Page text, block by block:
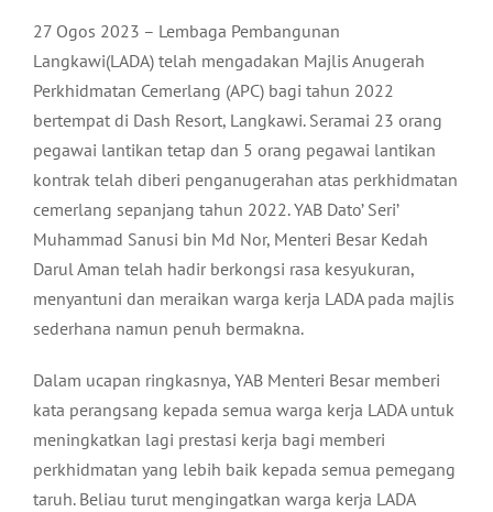
27 Ogos 2023 – Lembaga Pembangunan
Langkawi(LADA) telah mengadakan Majlis Anugerah
Perkhidmatan Cemerlang (APC) bagi tahun 2022
bertempat di Dash Resort, Langkawi. Seramai 23 orang
pegawai lantikan tetap dan 5 orang pegawai lantikan
kontrak telah diberi penganugerahan atas perkhidmatan
cemerlang sepanjang tahun 2022. YAB Dato’ Seri’
Muhammad Sanusi bin Md Nor, Menteri Besar Kedah
Darul Aman telah hadir berkongsi rasa kesyukuran,
menyantuni dan meraikan warga kerja LADA pada majlis
sederhana namun penuh bermakna.
Dalam ucapan ringkasnya, YAB Menteri Besar memberi
kata perangsang kepada semua warga kerja LADA untuk
meningkatkan lagi prestasi kerja bagi memberi
perkhidmatan yang lebih baik kepada semua pemegang
taruh. Beliau turut mengingatkan warga kerja LADA